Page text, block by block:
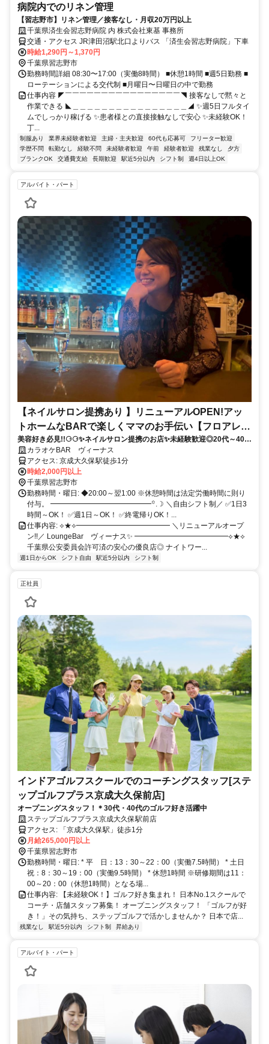
病院内でのリネン管理
【習志野市】リネン管理／接客なし・月収20万円以上
千葉県済生会習志野病院 内 株式会社東基 事務所
交通・アクセス JR津田沼駅北口よりバス 「済生会習志野病院」下車
時給1,290円～1,370円
千葉県習志野市
勤務時間詳細 08:30〜17:00（実働8時間） ■休憩1時間 ■週5日勤務 ■
ローテーションによる交代制 ■月曜日〜日曜日の中で勤務
仕事内容 ◤￣￣￣￣￣￣￣￣￣￣￣￣￣￣￣￣◥ 接客なしで黙々と
作業できる ◣＿＿＿＿＿＿＿＿＿＿＿＿＿＿＿＿◢ ✨週5日フルタイ
ムでしっかり稼げる ✨患者様との直接接触なしで安心 ✨未経験OK！
丁...
制服あり 業界未経験者歓迎 主婦・主夫歓迎 60代も応募可
フリーター歓迎
学歴不問
転勤なし 経験不問 未経験者歓迎 午前 経験者歓迎 残業なし
夕方
ブランクOK
交通費支給 長期歓迎 駅近5分以内 シフト制 週4日以上OK
アルバイト・パート
【ネイルサロン提携あり 】リニューアルOPEN!アッ
トホームなBARで楽しくママのお手伝い【フロアレデ
ィ】
美容好き必見!!⚆⚆✨ネイルサロン提携のお店✨未経験歓迎◎20代～40代
活躍中◎週末は時給UP！初めてさんも安心のアットホームなお店でゆる
っとお仕事しませんか♪
カラオケBAR ヴィーナス
アクセス: 京成大久保駅徒歩1分
時給2,000円以上
千葉県習志野市
勤務時間・曜日: ◆20:00～翌1:00 ※休憩時間は法定労働時間に則り
付与。 ━━━━━━━━━━━━━━꙳.☽ ＼自由シフト制／ ✅1日3
時間～OK！ ✅週1日～OK！ ✅終電帰りOK！...
仕事内容: ⟡★⟡━━━━━━━━━━━━━ ＼リニューアルオープ
ン!!／ LoungeBar ヴィーナス✨ ━━━━━━━━━━━━━⟡★⟡
千葉県公安委員会許可済の安心の優良店◎ ナイトワー...
週1日からOK シフト自由 駅近5分以内 シフト制
正社員
インドアゴルフスクールでのコーチングスタッフ[ステ
ップゴルフプラス京成大久保前店]
オープニングスタッフ！＊30代・40代のゴルフ好き活躍中
ステップゴルフプラス京成大久保駅前店
アクセス: 「京成大久保駅」徒歩1分
月給265,000円以上
千葉県習志野市
勤務時間・曜日: * 平 日：13：30～22：00（実働7.5時間） * 土日
祝：8：30～19：00（実働9.5時間） * 休憩1時間 ※研修期間は11：
00～20：00（休憩1時間）となる場...
仕事内容: 【未経験OK！】ゴルフ好き集まれ！ 日本No.1スクールで
コーチ・店舗スタッフ募集！ オープニングスタッフ！ 「ゴルフが好
き！」その気持ち、ステップゴルフで活かしませんか？ 日本で店...
残業なし 駅近5分以内 シフト制 昇給あり
アルバイト・パート